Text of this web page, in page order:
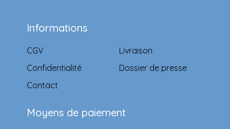
Informations
CGV
Confidentialité
Contact
Livraison
Dossier de presse
Moyens de paiement